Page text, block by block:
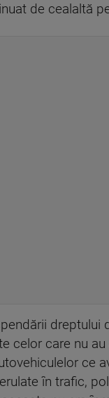
de cealaltă
dreptului
celor care nu
ce
în trafic,